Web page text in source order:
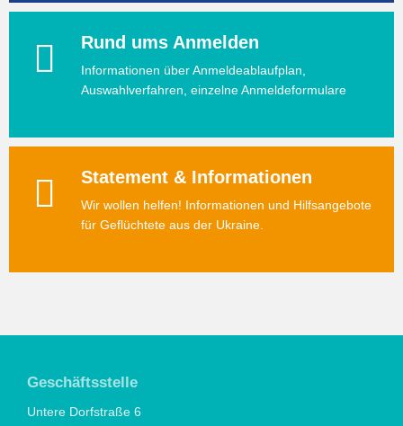
Rund ums Anmelden
Informationen über Anmeldeablaufplan,
Auswahlverfahren, einzelne Anmeldeformulare
Statement & Informationen
Wir wollen helfen! Informationen und Hilfsangebote
für Geflüchtete aus der Ukraine.
Geschäftsstelle
Untere Dorfstraße 6